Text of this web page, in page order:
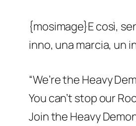
{mosimage}E così,
inno, una marcia, un
“We’re the Heavy
You can’t stop our
Join the Heavy